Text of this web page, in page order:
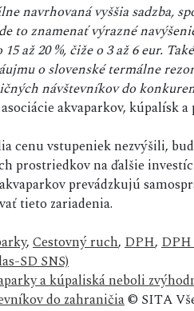
navrhovaná vyššia sadzba,
to znamenať výrazné
až 20 %, čiže o 3 až 6 eur.
o slovenské termálne
návštevníkov do
akvaparkov, kúpalísk
cenu vstupeniek nezvýšili,
prostriedkov na ďalšie
prevádzkujú
tieto zariadenia.
,Cestovný ruch,DPH,DPH
SD SNS)
a kúpaliská neboli
do zahraničia© SITA